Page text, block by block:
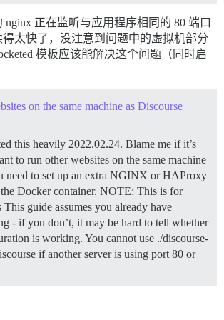
nginx 正在监听与应用程序相同的 80 端口
得太快了，没注意到问题中的虚拟机部分
模板应该能解决这个问题（同时启
on the same machine as Discourse
this heavily 2022.02.24. Blame me if it’s
to run other websites on the same machine
need to set up an extra NGINX or HAProxy
Docker container. NOTE: This is for
This guide assumes you already have
- if you don’t, it may be hard to tell whether
is working. You cannot use ./discourse-
if another server is using port 80 or